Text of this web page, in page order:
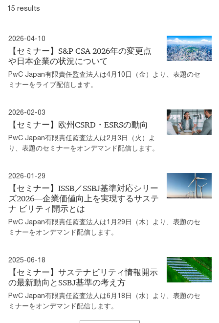
15 results
2026-04-10
【セミナー】S&P CSA 2026年の変更点
や日本企業の状況について
PwC Japan有限責任監査法人は4月10日（金）より、表題のセ
ミナーをライブ配信します。
2026-02-03
【セミナー】欧州CSRD・ESRSの動向
PwC Japan有限責任監査法人は2月3日（火）よ
り、表題のセミナーをオンデマンド配信します。
2026-01-29
【セミナー】ISSB／SSBJ基準対応シリー
ズ2026―企業価値向上を実現するサステ
ナ ビリティ開示とは
PwC Japan有限責任監査法人は1月29日（木）より、表題のセ
ミナーをオンデマンド配信します。
2025-06-18
【セミナー】サステナビリティ情報開示
の最新動向とSSBJ基準の考え方
PwC Japan有限責任監査法人は6月18日（水）より、表題のセ
ミナーをオンデマンド配信します。